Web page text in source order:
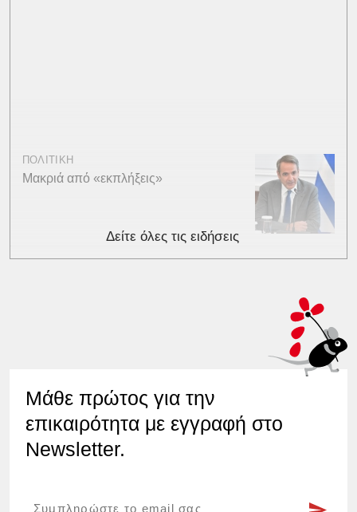
ΠΟΛΙΤΙΚΗ
Μακριά από «εκπλήξεις»
Δείτε όλες τις ειδήσεις
Μάθε πρώτος για την
επικαιρότητα με εγγραφή στο
Newsletter.